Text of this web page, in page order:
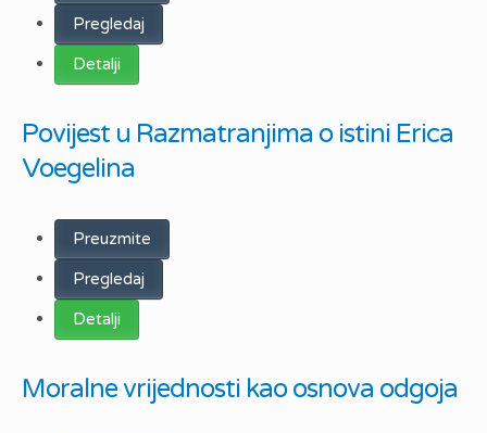
Pregledaj
Detalji
Povijest u Razmatranjima o istini Erica
Voegelina
Preuzmite
Pregledaj
Detalji
Moralne vrijednosti kao osnova odgoja